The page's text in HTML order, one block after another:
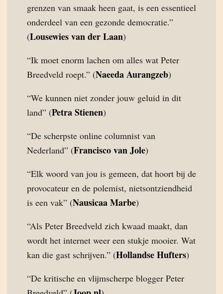
grenzen van smaak heen gaat, is een essentieel
onderdeel van een gezonde democratie.”
(Lousewies van der Laan)
“Ik moet enorm lachen om alles wat Peter
Breedveld roept.” (Naeeda Aurangzeb)
“We kunnen niet zonder jouw geluid in dit
land” (Petra Stienen)
“De scherpste online columnist van
Nederland” (Francisco van Jole)
“Elk woord van jou is gemeen, dat hoort bij de
provocateur en de polemist, nietsontziendheid
is een vak” (Nausicaa Marbe)
“Als Peter Breedveld zich kwaad maakt, dan
wordt het internet weer een stukje mooier. Wat
kan die gast schrijven.” (Hollandse Hufters)
“De kritische en vlijmscherpe blogger Peter